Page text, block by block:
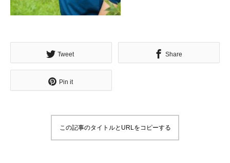
Tweet Share
Pin it
この記事のタイトルとURLをコピーする